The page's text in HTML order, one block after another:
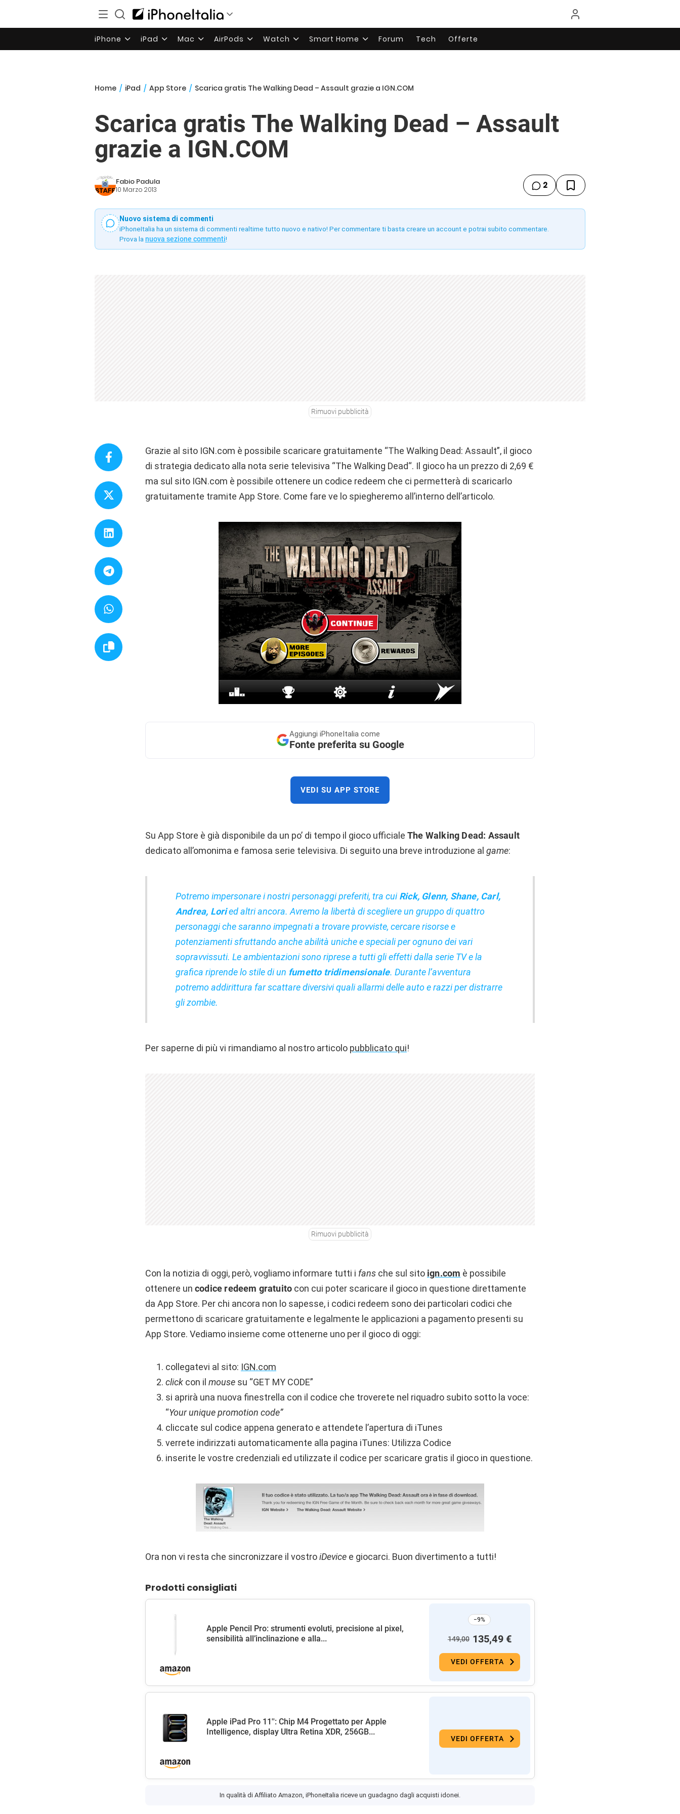
iPhone iPad Mac AirPods Watch Smart Home Forum Tech Offerte
Home / iPad / App Store / Scarica gratis The Walking Dead – Assault grazie a IGN.COM
Scarica gratis The Walking Dead – Assault
grazie a IGN.COM
Fabio Padula
10 Marzo 2013 2
Nuovo sistema di commenti
iPhoneItalia ha un sistema di commenti realtime tutto nuovo e nativo! Per commentare ti basta creare un account e potrai subito commentare.
Prova la nuova sezione commenti!
Rimuovi pubblicità
Grazie al sito IGN.com è possibile scaricare gratuitamente “The Walking Dead: Assault”, il gioco
di strategia dedicato alla nota serie televisiva “The Walking Dead“. Il gioco ha un prezzo di 2,69 €
ma sul sito IGN.com è possibile ottenere un codice redeem che ci permetterà di scaricarlo
gratuitamente tramite App Store. Come fare ve lo spiegheremo all’interno dell’articolo.
Aggiungi iPhoneItalia come
Fonte preferita su Google
VEDI SU APP STORE
Su App Store è già disponibile da un po’ di tempo il gioco ufficiale The Walking Dead: Assault
dedicato all’omonima e famosa serie televisiva. Di seguito una breve introduzione al game:
Potremo impersonare i nostri personaggi preferiti, tra cuiRick, Glenn, Shane, Carl,
Andrea, Loried altri ancora. Avremo la libertà di scegliere un gruppo di quattro
personaggi che saranno impegnati a trovare provviste, cercare risorse e
potenziamenti sfruttando anche abilità uniche e speciali per ognuno dei vari
sopravvissuti. Le ambientazioni sono riprese a tutti gli effetti dalla serie TV e la
grafica riprende lo stile di un fumetto tridimensionale. Durante l’avventura
potremo addirittura far scattare diversivi quali allarmi delle auto e razzi per distrarre
gli zombie.
Per saperne di più vi rimandiamo al nostro articolo pubblicato qui!
Rimuovi pubblicità
Con la notizia di oggi, però, vogliamo informare tutti i fans che sul sito ign.com è possibile
ottenere un codice redeem gratuito con cui poter scaricare il gioco in questione direttamente
da App Store. Per chi ancora non lo sapesse, i codici redeem sono dei particolari codici che
permettono di scaricare gratuitamente e legalmente le applicazioni a pagamento presenti su
App Store. Vediamo insieme come ottenerne uno per il gioco di oggi:
collegatevi al sito: IGN.com
click con il mouse su “GET MY CODE”
si aprirà una nuova finestrella con il codice che troverete nel riquadro subito sotto la voce:
“Your unique promotion code”
cliccate sul codice appena generato e attendete l’apertura di iTunes
verrete indirizzati automaticamente alla pagina iTunes: Utilizza Codice
inserite le vostre credenziali ed utilizzate il codice per scaricare gratis il gioco in questione.
Ora non vi resta che sincronizzare il vostroiDevice e giocarci. Buon divertimento a tutti!
Prodotti consigliati
Apple Pencil Pro: strumenti evoluti, precisione al pixel,
sensibilità all’inclinazione e alla...
−9%
149,00 135,49 €
VEDI OFFERTA
Apple iPad Pro 11'': Chip M4 Progettato per Apple
Intelligence, display Ultra Retina XDR, 256GB...
VEDI OFFERTA
In qualità di Affiliato Amazon, iPhoneItalia riceve un guadagno dagli acquisti idonei.